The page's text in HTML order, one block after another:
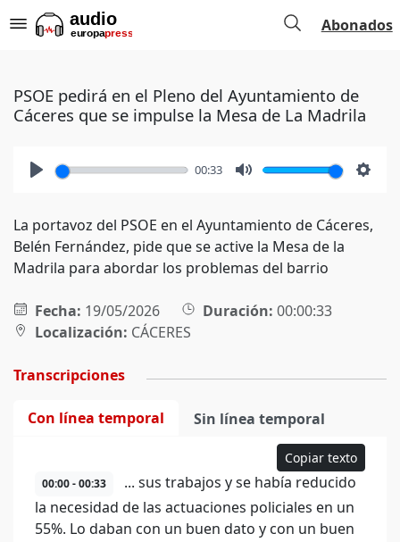
Abonados
PSOE pedirá en el Pleno del Ayuntamiento de
Cáceres que se impulse la Mesa de La Madrila
00:33
La portavoz del PSOE en el Ayuntamiento de Cáceres,
Belén Fernández, pide que se active la Mesa de la
Madrila para abordar los problemas del barrio
Fecha: 19/05/2026 Duración: 00:00:33
Localización: CÁCERES
Transcripciones
Con línea temporal Sin línea temporal
Copiar texto
00:00 - 00:33
... sus trabajos y se había reducido
la necesidad de las actuaciones policiales en un
55%. Lo daban con un buen dato y con un buen